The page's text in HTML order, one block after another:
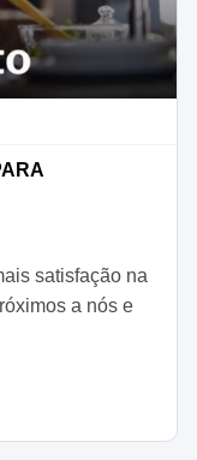
satisfação na
a nós e